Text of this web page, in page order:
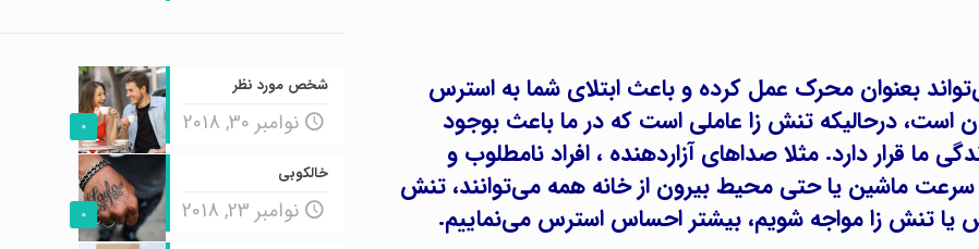
بعنوان محرک عمل کرده و باعث ابتلای شما به استرس
درحالیکه تنش زا عاملی است که در ما باعث بوجود
قرار دارد. مثلا صداهای آزاردهنده ، افراد نامطلوب و
سرعت ماشین یا حتی محیط بیرون از خانه همه می‌توانند، تنش
یا تنش زا مواجه شویم، بیشتر احساس استرس می‌نماییم.
0
شخص مورد نظر
نوامبر 30, 2018
0
خالکوبی
نوامبر 23, 2018